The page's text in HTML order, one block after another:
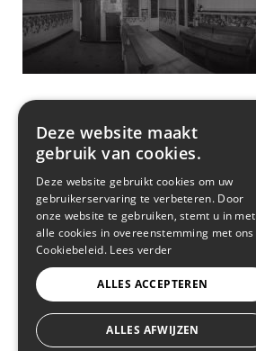
Copyright © 2018 De Frigo. All
Deze website maakt
gebruik van cookies.
Deze website gebruikt cookies om uw
gebruikerservaring te verbeteren. Door
onze website te gebruiken, stemt u in met
alle cookies in overeenstemming met ons
Cookiebeleid. Lees verder
ALLES ACCEPTEREN
ALLES AFWIJZEN